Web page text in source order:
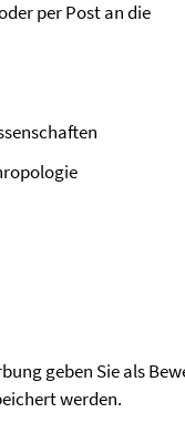
per Post an die
geben Sie als
werden.